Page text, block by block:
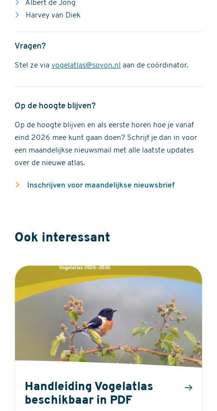
Albert de Jong
Harvey van Diek
Vragen?
Stel ze via vogelatlas@sovon.nl aan de coördinator.
Op de hoogte blijven?
Op de hoogte blijven en als eerste horen hoe je vanaf
eind 2026 mee kunt gaan doen? Schrijf je dan in voor
een maandelijkse nieuwsmail met alle laatste updates
over de nieuwe atlas.
Inschrijven voor maandelijkse nieuwsbrief
Ook interessant
Handleiding Vogelatlas
beschikbaar in PDF